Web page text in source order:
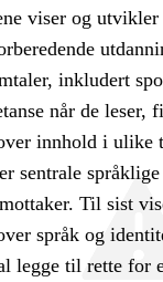
viser og
inkludert
når de
innhold i ulike
sentrale
Til sist
språk og
legge til rette for